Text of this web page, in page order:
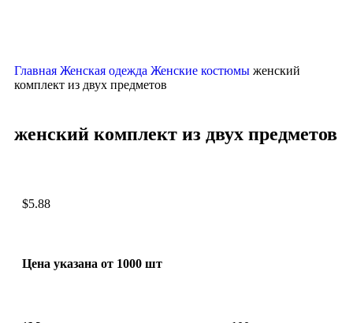
Главная Женская одежда Женские костюмы женский
комплект из двух предметов
женский комплект из двух предметов
$5.88
Цена указана от 1000 шт